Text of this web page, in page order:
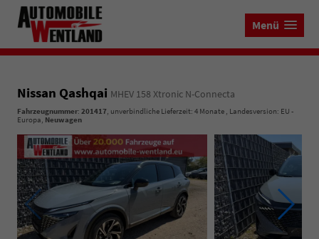
Menü
Nissan Qashqai MHEV 158 Xtronic N-Connecta
Fahrzeugnummer: 201417, unverbindliche Lieferzeit: 4 Monate , Landesversion: EU -
Europa, Neuwagen